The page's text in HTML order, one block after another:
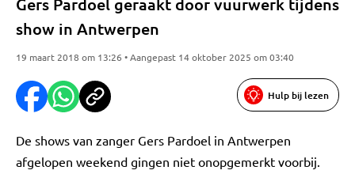
show in Antwerpen
19 maart 2018 om 13:26 • Aangepast 14 oktober 2025 om 03:40
Hulp bij lezen
De shows van zanger Gers Pardoel in Antwerpen
afgelopen weekend gingen niet onopgemerkt voorbij.